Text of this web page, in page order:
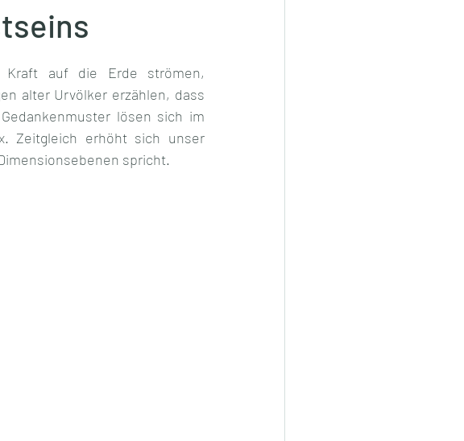
Kraft auf die Erde strömen,
alter Urvölker erzählen, dass
lösen sich im
Zeitgleich erhöht sich unser
spricht.